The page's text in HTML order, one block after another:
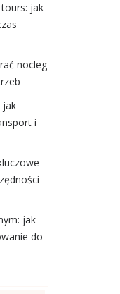
jak
nocleg
jak
i
jak
do